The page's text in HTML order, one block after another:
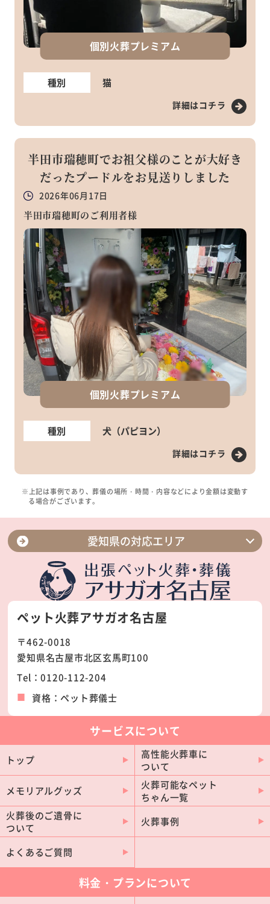
個別火葬プレミアム
種別 猫
詳細はコチラ
半田市瑞穂町でお祖父様のことが大好き
だったプードルをお見送りしました
2026年06月17日
半田市瑞穂町のご利用者様
個別火葬プレミアム
種別 犬（パピヨン）
詳細はコチラ
※上記は事例であり、葬儀の場所・時間・内容などにより金額は変動す
る場合がございます。
愛知県の対応エリア
名古屋市緑区
名古屋市中川区
名古屋市守山区
名古屋市千種区
名古屋市天白区
名古屋市名東区
名古屋市北区
名古屋市中村区
名古屋市港区
名古屋市南区
名古屋市瑞穂区
名古屋市東区
名古屋市熱田区
豊田市
岡崎市
豊橋市
春日井市
安城市
豊川市
西尾市
小牧市
稲沢市
半田市
東海市
日進市
ペット火葬アサガオ名古屋
〒462-0018
愛知県名古屋市北区玄馬町100
Tel：0120-112-204
資格：ペット葬儀士
サービスについて
トップ
高性能火葬車に
ついて
メモリアルグッズ
火葬可能なペット
ちゃん一覧
火葬後のご遺骨に
ついて
火葬事例
よくあるご質問
料金・プランについて